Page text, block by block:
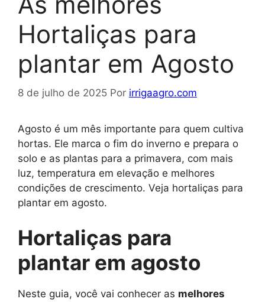
Hortaliças para
plantar em Agosto
8 de julho de 2025 Por irrigaagro.com
Agosto é um mês importante para quem cultiva
hortas. Ele marca o fim do inverno e prepara o
solo e as plantas para a primavera, com mais
luz, temperatura em elevação e melhores
condições de crescimento. Veja hortaliças para
plantar em agosto.
Hortaliças para
plantar em agosto
Neste guia, você vai conhecer as melhores